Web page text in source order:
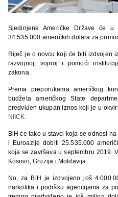
Sjedinjene Američke Države će
34.535.000 američkih dolara za
Riječ je o novcu koji će biti izdvojen
razvojnoj, vojnoj i pomoći
zakona.
Prema preporukama američkog
budžeta američkog State
predviđen ukupan iznos koji je u
NIICK.
BiH će tako u stavci koja se odnosi
i Euroazije dobiti 25.535.000
koja se završava u septembru 2019.
Kosovo, Gruzija i Moldavija.
No, za BiH je izdvojeno još
narkotika i podršku agencijama za